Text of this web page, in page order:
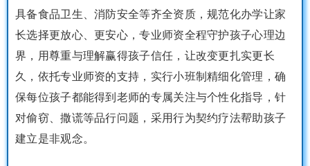
具备食品卫生、消防安全等齐全资质，规范化办学让家
长选择更放心、更安心，专业师资全程守护孩子心理边
界，用尊重与理解赢得孩子信任，让改变更扎实更长
久，依托专业师资的支持，实行小班制精细化管理，确
保每位孩子都能得到老师的专属关注与个性化指导，针
对偷窃、撒谎等品行问题，采用行为契约疗法帮助孩子
建立是非观念。